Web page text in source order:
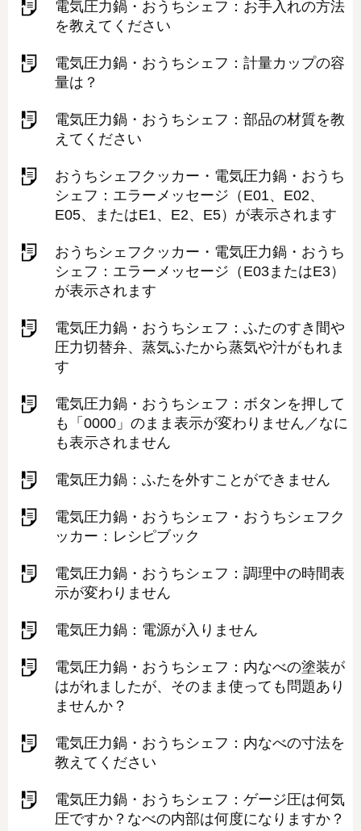
電気圧力鍋・おうちシェフ：お手入れの方法
を教えてください
電気圧力鍋・おうちシェフ：計量カップの容
量は？
電気圧力鍋・おうちシェフ：部品の材質を教
えてください
おうちシェフクッカー・電気圧力鍋・おうち
シェフ：エラーメッセージ（E01、E02、
E05、またはE1、E2、E5）が表示されます
おうちシェフクッカー・電気圧力鍋・おうち
シェフ：エラーメッセージ（E03またはE3）
が表示されます
電気圧力鍋・おうちシェフ：ふたのすき間や
圧力切替弁、蒸気ふたから蒸気や汁がもれま
す
電気圧力鍋・おうちシェフ：ボタンを押して
も「0000」のまま表示が変わりません／なに
も表示されません
電気圧力鍋：ふたを外すことができません
電気圧力鍋・おうちシェフ・おうちシェフク
ッカー：レシピブック
電気圧力鍋・おうちシェフ：調理中の時間表
示が変わりません
電気圧力鍋：電源が入りません
電気圧力鍋・おうちシェフ：内なべの塗装が
はがれましたが、そのまま使っても問題あり
ませんか？
電気圧力鍋・おうちシェフ：内なべの寸法を
教えてください
電気圧力鍋・おうちシェフ：ゲージ圧は何気
圧ですか？なべの内部は何度になりますか？